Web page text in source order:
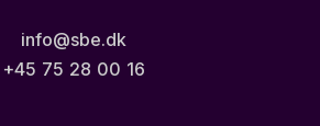
info@sbe.dk
+45 75 28 00 16